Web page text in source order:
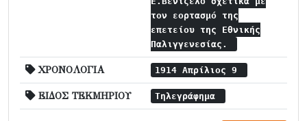
τον εορτασμό της
επετείου της Εθνικής
Παλιγγενεσίας.
ΧΡΟΝΟΛΟΓΙΑ 1914 Απρίλιος 9
ΕΙΔΟΣ ΤΕΚΜΗΡΙΟΥ Τηλεγράφημα